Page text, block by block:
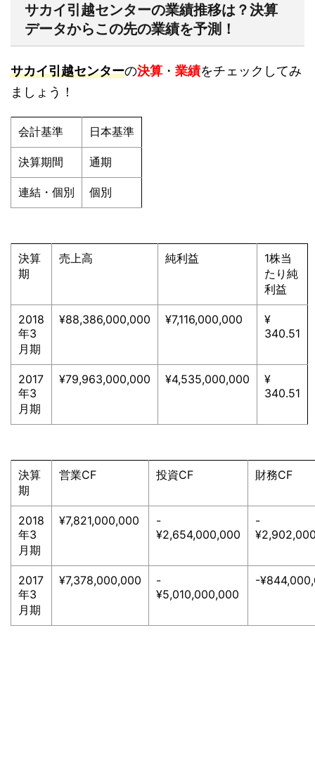
サカイ引越センターの業績推移は？決算
データからこの先の業績を予測！
サカイ引越センターの決算 ・ 業績をチェックしてみ
ましょう！
会計基準 日本基準
決算期間 通期
連結・個別 個別
決算
期
売上高 純利益
1株当
たり純
利益
2018
年3
月期
¥88,386,000,000 ¥7,116,000,000
¥
340.51
2017
年3
月期
¥79,963,000,000 ¥4,535,000,000
¥
340.51
決算
期
営業CF 投資CF 財務CF
2018
年3
月期
¥7,821,000,000
-
¥2,654,000,000
-
2017
年3
月期
¥7,378,000,000
-
¥5,010,000,000
-